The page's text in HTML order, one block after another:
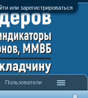
или зарегистрироваться
Пользователи